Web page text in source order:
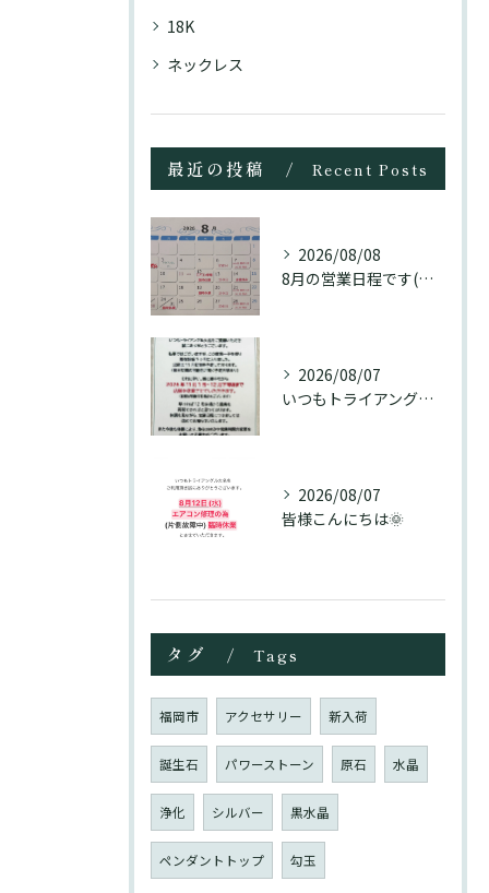
18K
ネックレス
最近の投稿 Recent Posts
2026/08/08
8月の営業日程です(訂正分)☺️
2026/08/07
いつもトライアングル大名をご愛顧頂き誠にありがとうございます...
2026/08/07
皆様こんにちは🌞
タグ Tags
福岡市 アクセサリー 新入荷
誕生石 パワーストーン 原石 水晶
浄化 シルバー 黒水晶
ペンダントトップ 勾玉